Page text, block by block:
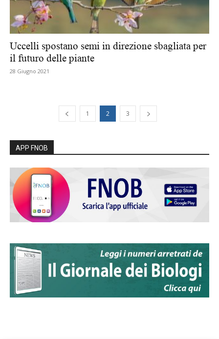
Uccelli spostano semi in direzione sbagliata per
il futuro delle piante
28 Giugno 2021
1 2 3
APP FNOB